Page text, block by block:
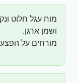
מוח עגל חלוט
ושמן ארגן.
מורחים על